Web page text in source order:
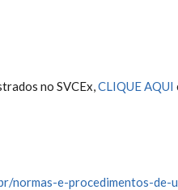
no SVCEx,CLIQUE AQUI
normas-e-procedimentos-de-